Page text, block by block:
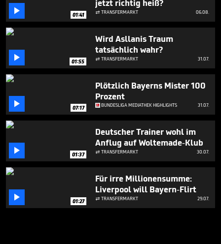
 01:41
jetzt richtig heiß?
 TRANSFERMARKT 06.08.
 01:55
Wird Asllanis Traum
tatsächlich wahr?
 TRANSFERMARKT 31.07.
 07:17
Plötzlich Bayerns Mister 100
Prozent
BUNDESLIGA MEDIATHEK HIGHLIGHTS 31.07.
 01:37
Deutscher Trainer wohl im
Anflug auf Woltemade-Klub
 TRANSFERMARKT 30.07.
 01:27
Für irre Millionensumme:
Liverpool will Bayern-Flirt
 TRANSFERMARKT 29.07.